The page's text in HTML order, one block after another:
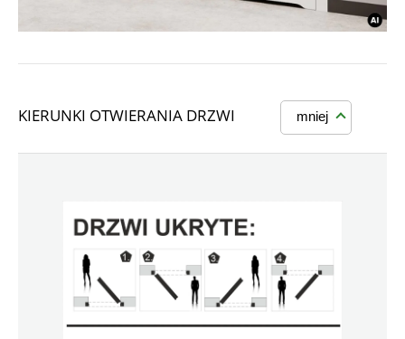
KIERUNKI OTWIERANIA DRZWI mniej